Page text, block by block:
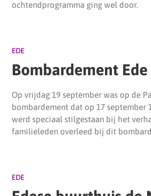
ochtendprogramma ging wel door.
EDE
Bombardement
Op vrijdag 19 september was op de
bombardement dat op 17 september
werd speciaal stilgestaan bij het
familieleden overleed bij dit
EDE